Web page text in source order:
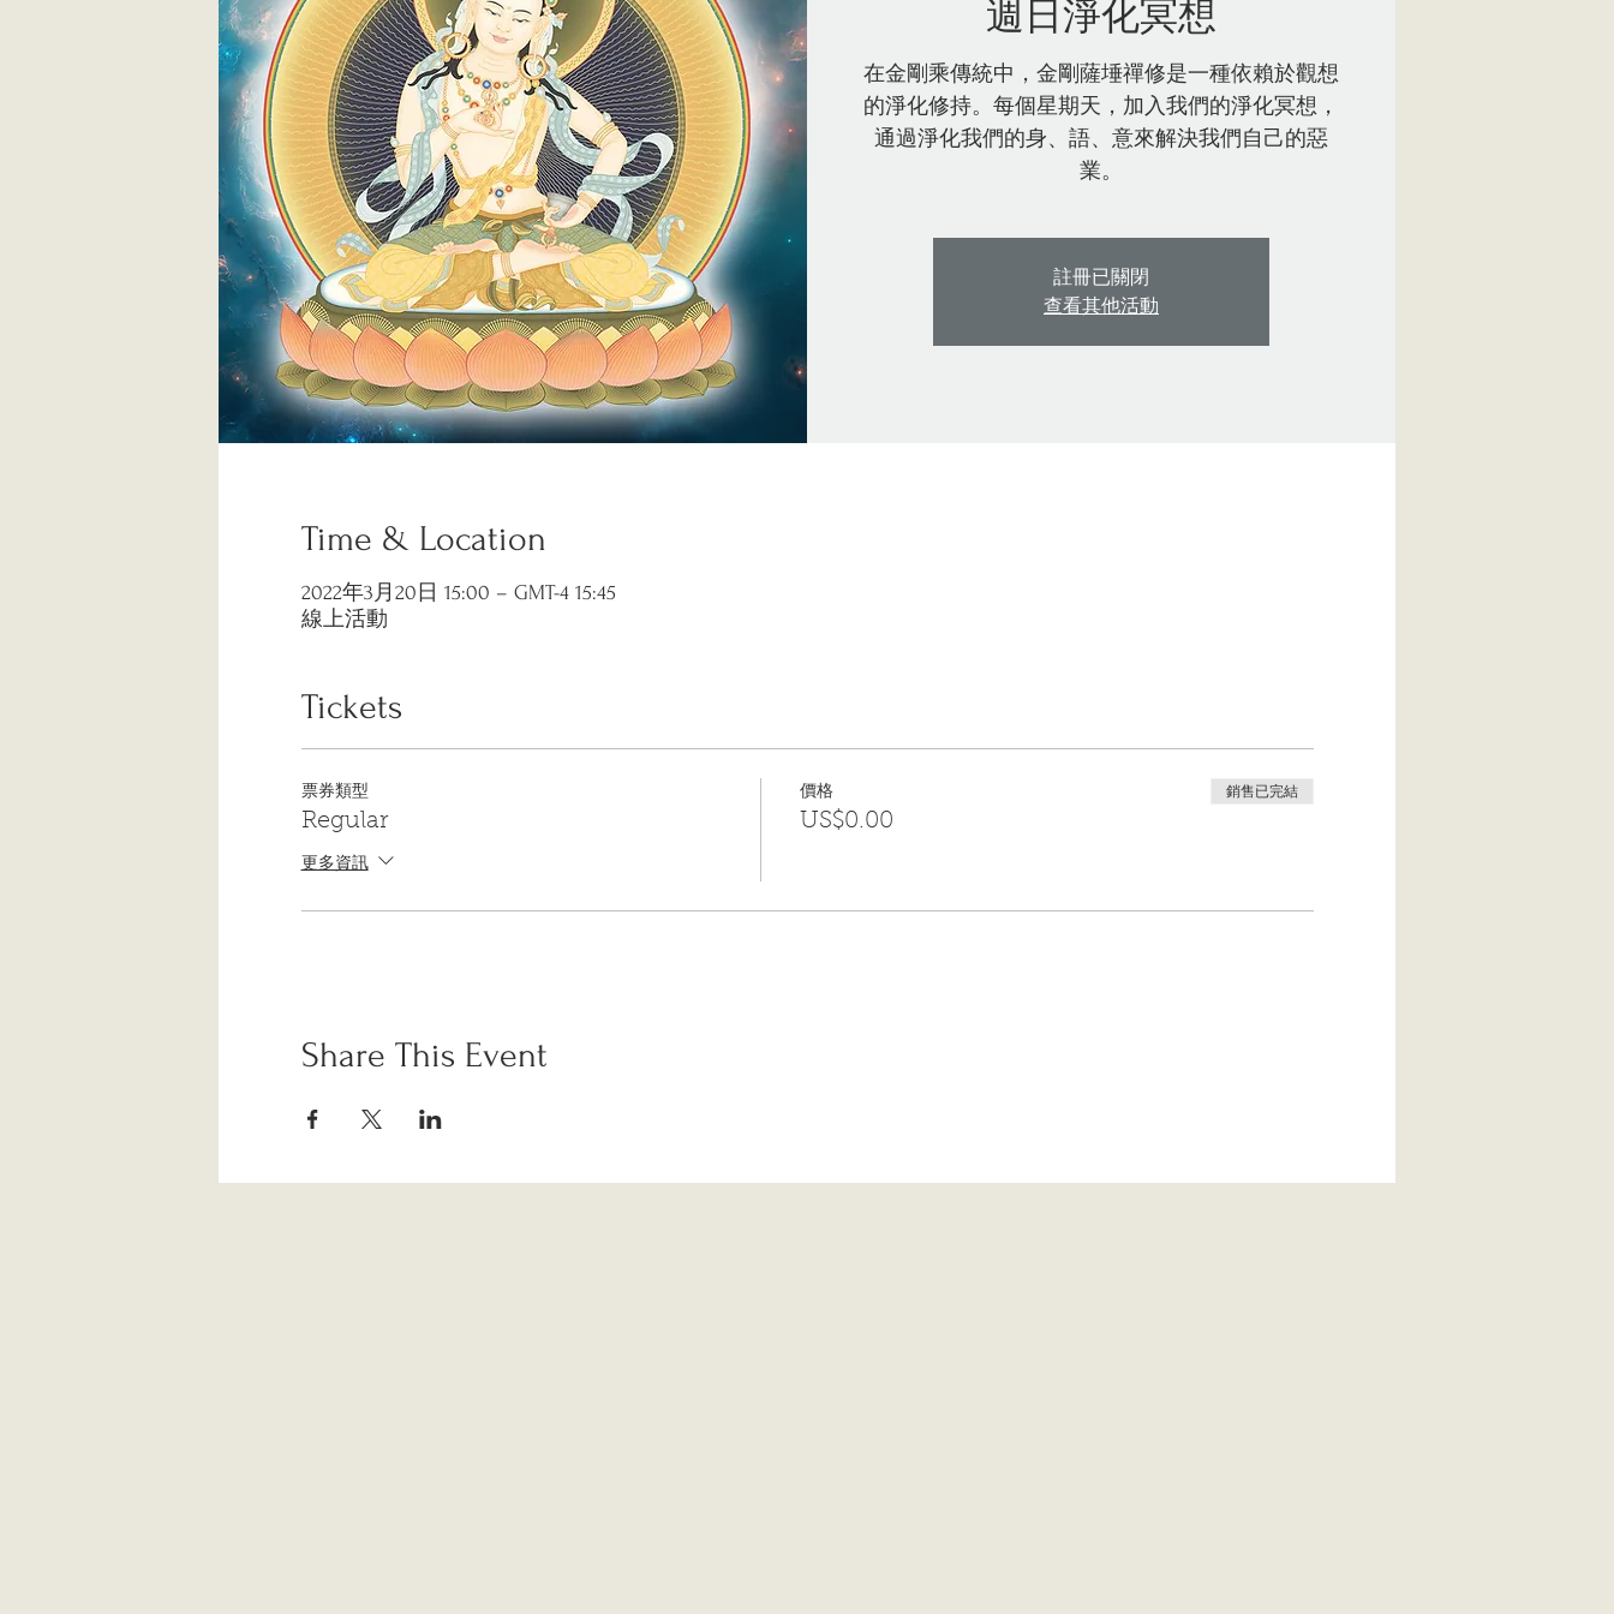
週日淨化冥想
在金剛乘傳統中，金剛薩埵禪修是一種依賴於觀想
的淨化修持。每個星期天，加入我們的淨化冥想，
通過淨化我們的身、語、意來解決我們自己的惡
業。
註冊已關閉
查看其他活動
Time & Location
2022年3月20日 15:00 – GMT-4 15:45
線上活動
Tickets
票券類型
Regular
更多資訊
價格
US$0.00
銷售已完結
Share This Event